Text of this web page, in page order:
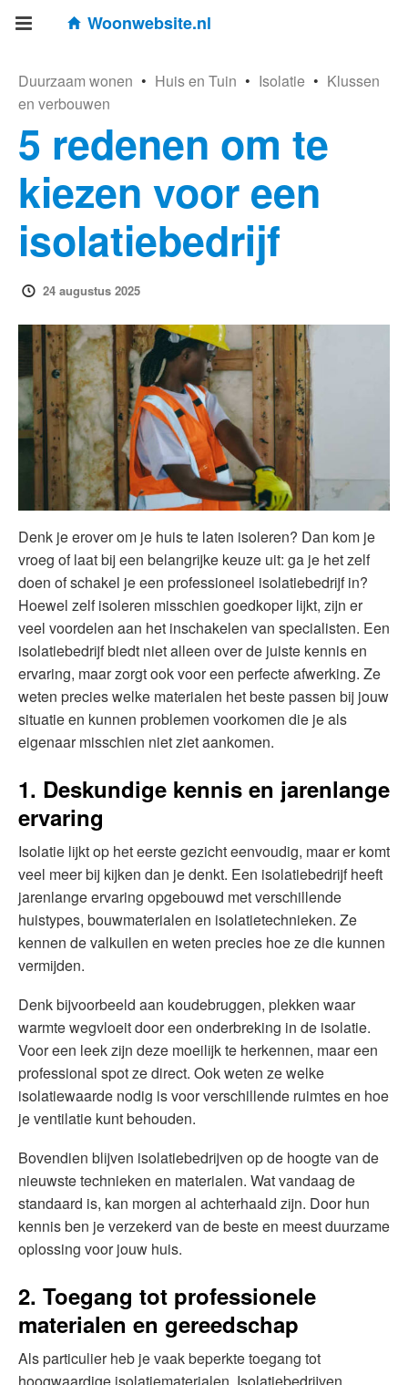
Woonwebsite.nl
Duurzaam wonen • Huis en Tuin • Isolatie • Klussen
en verbouwen
5 redenen om te
kiezen voor een
isolatiebedrijf
24 augustus 2025
Denk je erover om je huis te laten isoleren? Dan kom je
vroeg of laat bij een belangrijke keuze uit: ga je het zelf
doen of schakel je een professioneel isolatiebedrijf in?
Hoewel zelf isoleren misschien goedkoper lijkt, zijn er
veel voordelen aan het inschakelen van specialisten. Een
isolatiebedrijf biedt niet alleen over de juiste kennis en
ervaring, maar zorgt ook voor een perfecte afwerking. Ze
weten precies welke materialen het beste passen bij jouw
situatie en kunnen problemen voorkomen die je als
eigenaar misschien niet ziet aankomen.
1. Deskundige kennis en jarenlange
ervaring
Isolatie lijkt op het eerste gezicht eenvoudig, maar er komt
veel meer bij kijken dan je denkt. Een isolatiebedrijf heeft
jarenlange ervaring opgebouwd met verschillende
huistypes, bouwmaterialen en isolatietechnieken. Ze
kennen de valkuilen en weten precies hoe ze die kunnen
vermijden.
Denk bijvoorbeeld aan koudebruggen, plekken waar
warmte wegvloeit door een onderbreking in de isolatie.
Voor een leek zijn deze moeilijk te herkennen, maar een
professional spot ze direct. Ook weten ze welke
isolatiewaarde nodig is voor verschillende ruimtes en hoe
je ventilatie kunt behouden.
Bovendien blijven isolatiebedrijven op de hoogte van de
nieuwste technieken en materialen. Wat vandaag de
standaard is, kan morgen al achterhaald zijn. Door hun
kennis ben je verzekerd van de beste en meest duurzame
oplossing voor jouw huis.
2. Toegang tot professionele
materialen en gereedschap
Als particulier heb je vaak beperkte toegang tot